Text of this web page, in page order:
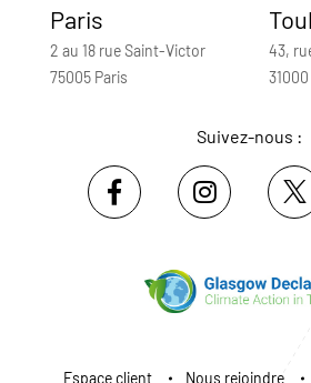
Paris
2 au 18 rue Saint-Victor
75005 Paris
43,
Suivez-nous :
Espace client Nous rejoindre